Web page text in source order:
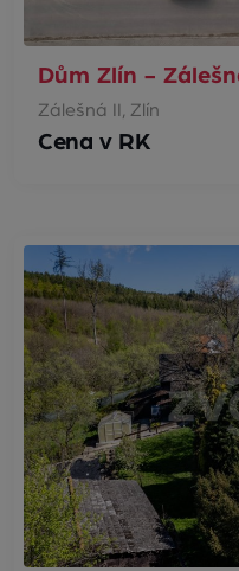
Dům Zlín -
Zálešná II, Zlín
Cena v RK